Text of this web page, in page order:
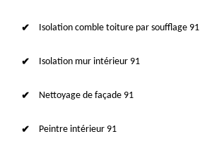
Isolation comble toiture par soufflage 91
Isolation mur intérieur 91
Nettoyage de façade 91
Peintre intérieur 91